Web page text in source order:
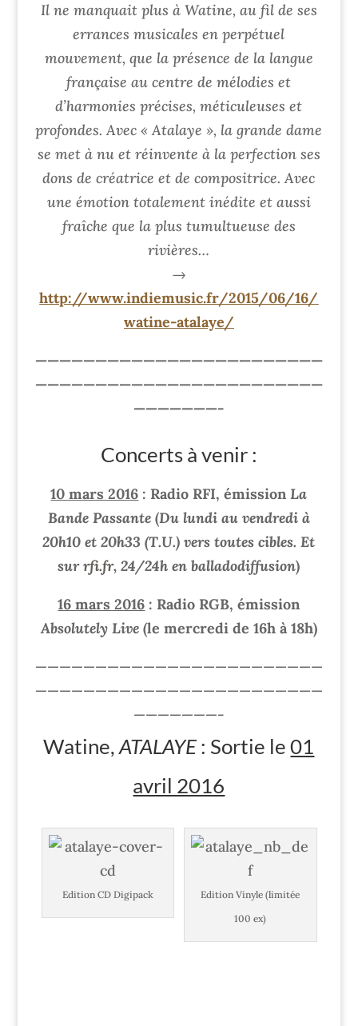
Il ne manquait plus à Watine, au fil de ses
errances musicales en perpétuel
mouvement, que la présence de la langue
française au centre de mélodies et
d’harmonies précises, méticuleuses et
profondes. Avec « Atalaye », la grande dame
se met à nu et réinvente à la perfection ses
dons de créatrice et de compositrice. Avec
une émotion totalement inédite et aussi
fraîche que la plus tumultueuse des
rivières…
→
http://www.indiemusic.fr/2015/06/16/
watine-atalaye/
————————————————————————
————————————————————————
———————-
Concerts à venir :
10 mars 2016 : Radio RFI, émission La
Bande Passante(Du lundi au vendredi à
20h10 et 20h33 (T.U.) vers toutes cibles. Et
surrfi.fr, 24/24h en balladodiffusion)
16 mars 2016 : Radio RGB, émission
Absolutely Live(le mercredi de 16h à 18h)
————————————————————————
————————————————————————
———————-
Watine,ATALAYE: Sortie le01
avril 2016
Edition CD Digipack
Edition Vinyle (limitée
100 ex)